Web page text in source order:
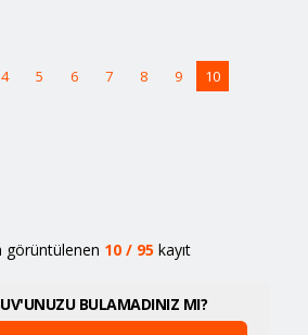
4 5 6 7 8 9 10
görüntülenen 10/ 95 kayıt
BULAMADINIZ MI?